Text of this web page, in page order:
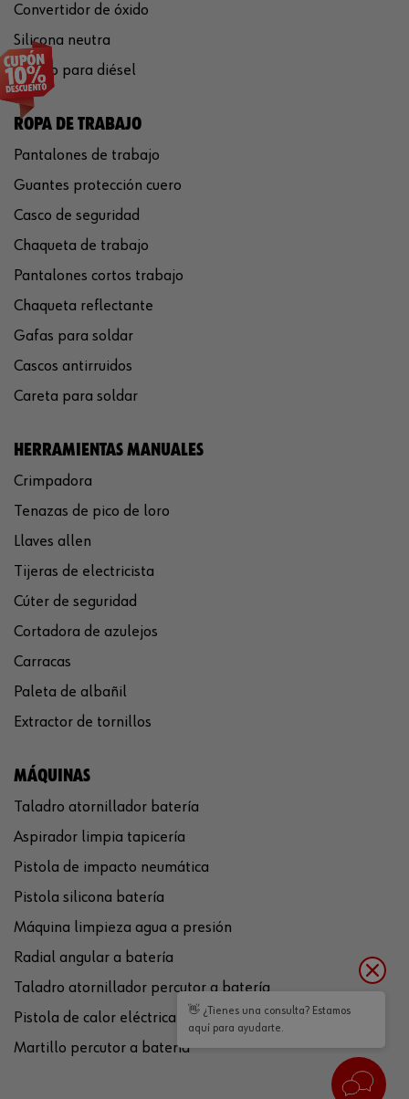
Convertidor de óxido
Silicona neutra
Aditivo para diésel
ROPA DE TRABAJO
Pantalones de trabajo
Guantes protección cuero
Casco de seguridad
Chaqueta de trabajo
Pantalones cortos trabajo
Chaqueta reflectante
Gafas para soldar
Cascos antirruidos
Careta para soldar
HERRAMIENTAS MANUALES
Crimpadora
Tenazas de pico de loro
Llaves allen
Tijeras de electricista
Cúter de seguridad
Cortadora de azulejos
Carracas
Paleta de albañil
Extractor de tornillos
MÁQUINAS
Taladro atornillador batería
Aspirador limpia tapicería
Pistola de impacto neumática
Pistola silicona batería
Máquina limpieza agua a presión
Radial angular a batería
Taladro atornillador percutor a batería
Pistola de calor eléctrica
Martillo percutor a batería
👋 ¿Tienes una consulta? Estamos
aquí para ayudarte.